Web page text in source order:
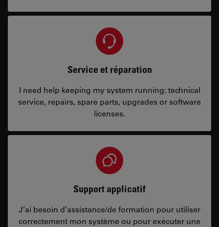
Service et réparation
I need help keeping my system running: technical
service, repairs, spare parts, upgrades or software
licenses.
Support applicatif
J’ai besoin d’assistance/de formation pour utiliser
correctement mon système ou pour exécuter une